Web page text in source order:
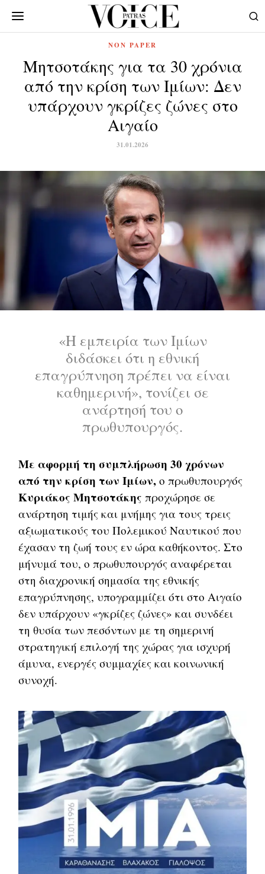
NON PAPER
Μητσοτάκης για τα 30 χρόνια
από την κρίση των Ιμίων: Δεν
υπάρχουν γκρίζες ζώνες στο
Αιγαίο
31.01.2026
«Η εμπειρία των Ιμίων
διδάσκει ότι η εθνική
επαγρύπνηση πρέπει να είναι
καθημερινή», τονίζει σε
ανάρτησή του ο
πρωθυπουργός.
Με αφορμή τη συμπλήρωση 30 χρόνων
από την κρίση των Ιμίων, ο πρωθυπουργός
Κυριάκος Μητσοτάκης προχώρησε σε
ανάρτηση τιμής και μνήμης για τους τρεις
αξιωματικούς του Πολεμικού Ναυτικού που
έχασαν τη ζωή τους εν ώρα καθήκοντος. Στο
μήνυμά του, ο πρωθυπουργός αναφέρεται
στη διαχρονική σημασία της εθνικής
επαγρύπνησης, υπογραμμίζει ότι στο Αιγαίο
δεν υπάρχουν «γκρίζες ζώνες» και συνδέει
τη θυσία των πεσόντων με τη σημερινή
στρατηγική επιλογή της χώρας για ισχυρή
άμυνα, ενεργές συμμαχίες και κοινωνική
συνοχή.